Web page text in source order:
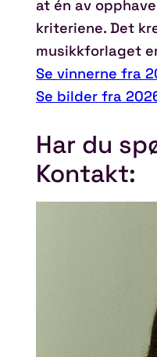
at én av
kriteriene. Det
musikkforlaget
Se vinnerne fra
Se bilder fra
Har du
Kontakt: